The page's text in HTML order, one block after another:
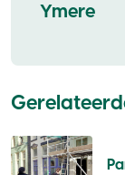
Ymere